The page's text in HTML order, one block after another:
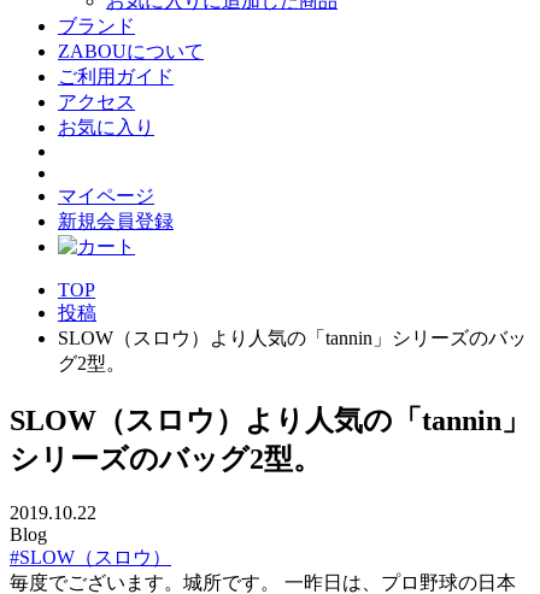
ブランド
ZABOUについて
ご利用ガイド
アクセス
お気に入り
マイページ
新規会員登録
TOP
投稿
SLOW（スロウ）より人気の「tannin」シリーズのバッ
グ2型。
SLOW（スロウ）より人気の「tannin」
シリーズのバッグ2型。
2019.10.22
Blog
#SLOW（スロウ）
毎度でございます。城所です。 一昨日は、プロ野球の日本